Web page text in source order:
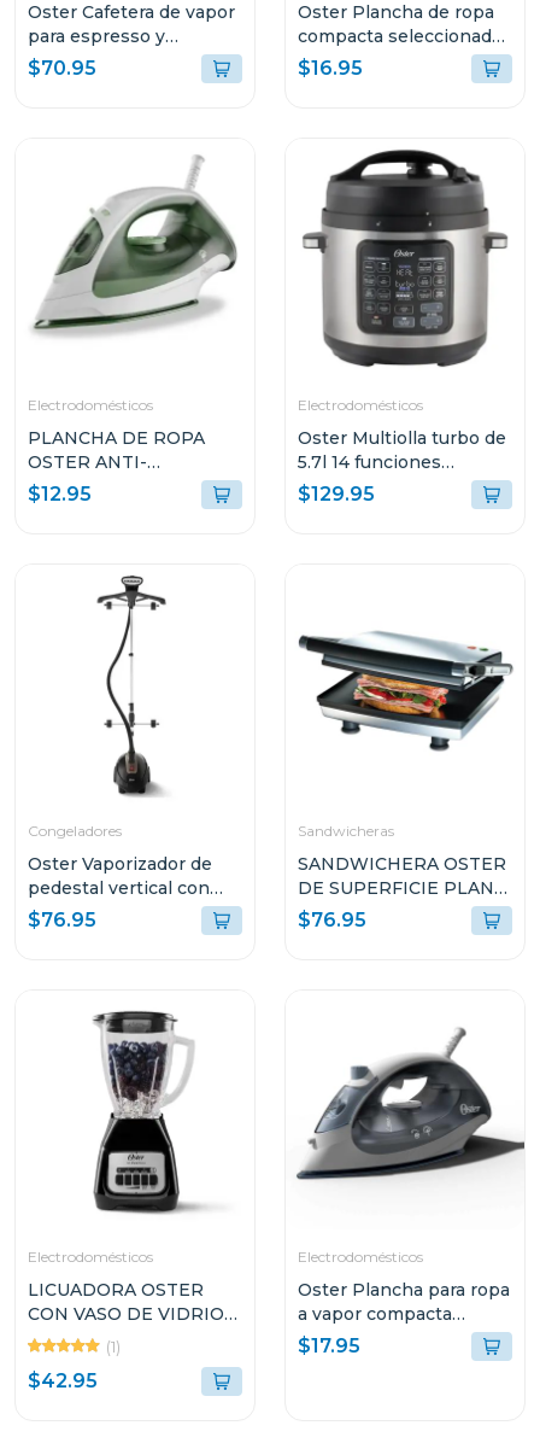
Oster Cafetera de vapor
para espresso y
cappuccino capacidad
de 2 tazas stem3300
$70.95
Oster Plancha de ropa
compacta seleccionador
de tela 5002
$16.95
Electrodomésticos
PLANCHA DE ROPA
OSTER ANTI-
ADHERENTE LIGERA
GCSTBS380
$12.95
Electrodomésticos
Oster Multiolla turbo de
5.7l 14 funciones
predeterminadas
ckstpcect57
$129.95
Congeladores
Oster Vaporizador de
pedestal vertical con
gancho de pantalon
$76.95
Sandwicheras
SANDWICHERA OSTER
DE SUPERFICIE PLANA
ANTI-ADHERENTE
CKSTSM3884
$76.95
Electrodomésticos
LICUADORA OSTER
CON VASO DE VIDRIO
DE 1.5L Y 2
VELOCIDADES
BLSTKAGBPB
(1)
$42.95
Electrodomésticos
Oster Plancha para ropa
a vapor compacta
gcstbs
$17.95